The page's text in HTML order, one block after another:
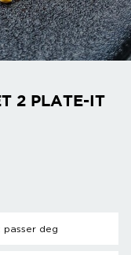
2 PLATE-IT
passer deg